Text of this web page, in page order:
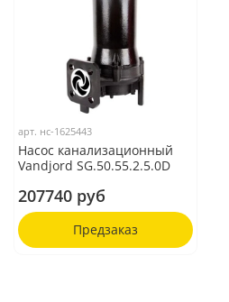
арт. нс-1625443
Насос канализационный
Vandjord SG.50.55.2.5.0D
207740 руб
Предзаказ